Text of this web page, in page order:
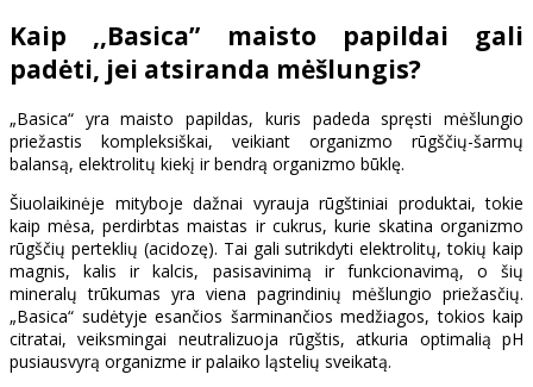
Kaip ,,Basica” maisto papildai gali
padėti, jei atsiranda mėšlungis?
„Basica“ yra maisto papildas, kuris padeda spręsti mėšlungio
priežastis kompleksiškai, veikiant organizmo rūgščių-šarmų
balansą, elektrolitų kiekį ir bendrą organizmo būklę.
Šiuolaikinėje mityboje dažnai vyrauja rūgštiniai produktai, tokie
kaip mėsa, perdirbtas maistas ir cukrus, kurie skatina organizmo
rūgščių perteklių (acidozę). Tai gali sutrikdyti elektrolitų, tokių kaip
magnis, kalis ir kalcis, pasisavinimą ir funkcionavimą, o šių
mineralų trūkumas yra viena pagrindinių mėšlungio priežasčių.
„Basica“ sudėtyje esančios šarminančios medžiagos, tokios kaip
citratai, veiksmingai neutralizuoja rūgštis, atkuria optimalią pH
pusiausvyrą organizme ir palaiko ląstelių sveikatą.